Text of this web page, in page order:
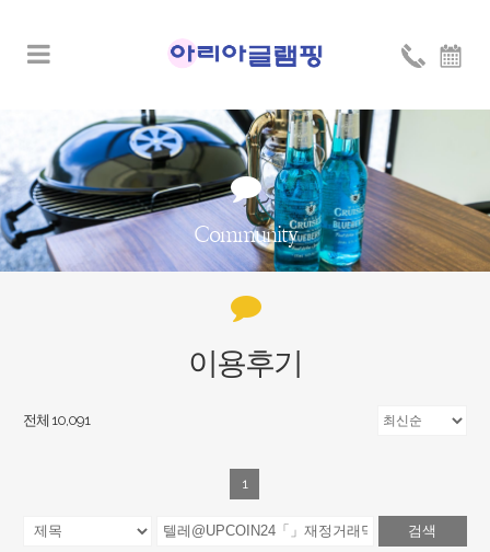
Community
이용후기
전체 10,091
1
검색